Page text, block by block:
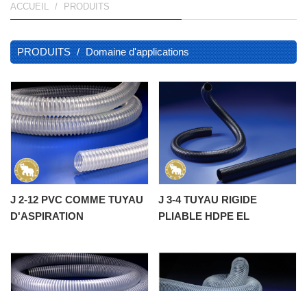
ACCUEIL PRODUITS
PRODUITS Domaine d'applications
J 2-12 PVC COMME TUYAU
D'ASPIRATION
J 3-4 TUYAU RIGIDE
PLIABLE HDPE EL